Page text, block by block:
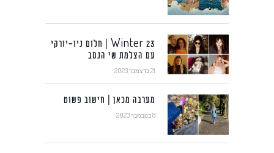
Winter 23 | חלום ניו-יורקי
עם הצלמת שי הנסב
21 בדצמבר 2023
מערבה מכאן | חישוב פשוט
8 בנובמבר 2023